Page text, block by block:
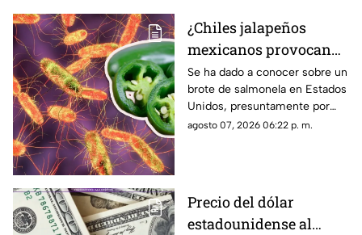
¿Chiles jalapeños
mexicanos provocan
brote de salmonela en
Estados Unidos? Esto
debes saber
Se ha dado a conocer sobre un
brote de salmonela en Estados
Unidos, presuntamente por
chiles jalapeños mexicanos,
agosto 07, 2026 06:22 p. m.
Precio del dólar
estadounidense al